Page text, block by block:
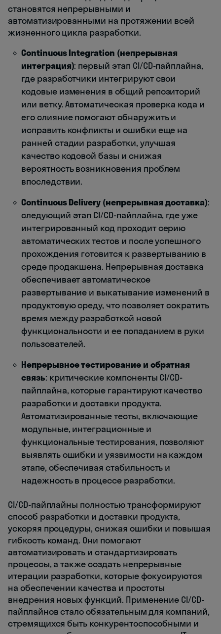
становятся непрерывными и
автоматизированными на протяжении всей
жизненного цикла разработки.
Continuous Integration (непрерывная
интеграция): первый этап CI/CD-пайплайна,
где разработчики интегрируют свои
кодовые изменения в общий репозиторий
или ветку. Автоматическая проверка кода и
его слияние помогают обнаружить и
исправить конфликты и ошибки еще на
ранней стадии разработки, улучшая
качество кодовой базы и снижая
вероятность возникновения проблем
впоследствии.
Continuous Delivery (непрерывная доставка):
следующий этап CI/CD-пайплайна, где уже
интегрированный код проходит серию
автоматических тестов и после успешного
прохождения готовится к развертыванию в
среде продакшена. Непрерывная доставка
обеспечивает автоматическое
развертывание и выкатывание изменений в
продуктовую среду, что позволяет сократить
время между разработкой новой
функциональности и ее попаданием в руки
пользователей.
Непрерывное тестирование и обратная
связь: критические компоненты CI/CD-
пайплайна, которые гарантируют качество
разработки и доставки продукта.
Автоматизированные тесты, включающие
модульные, интеграционные и
функциональные тестирования, позволяют
выявлять ошибки и уязвимости на каждом
этапе, обеспечивая стабильность и
надежность в процессе разработки.
CI/CD-пайплайны полностью трансформируют
способ разработки и доставки продукта,
ускоряя процедуры, снижая ошибки и повышая
гибкость команд. Они помогают
автоматизировать и стандартизировать
процессы, а также создать непрерывные
итерации разработки, которые фокусируются
на обеспечении качества и простоты
внедрения новых функций. Применение CI/CD-
пайплайнов стало обязательным для компаний,
стремящихся быть конкурентоспособными и